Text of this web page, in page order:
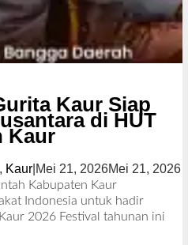
Kaur Siap
di HUT
Kaur
, Kaur| Mei 21, 2026Mei 21, 2026o
Kabupaten Kaur
Indonesia untuk hadir
2026 Festival tahunan ini